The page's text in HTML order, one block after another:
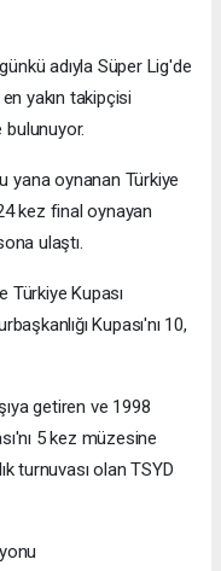
adıyla Süper Lig'de
yakın takipçisi
yana oynanan Türkiye
kez final oynayan
ulaştı.
Türkiye Kupası
Kupası'nı 10,
getiren ve 1998
5 kez müzesine
turnuvası olan TSYD